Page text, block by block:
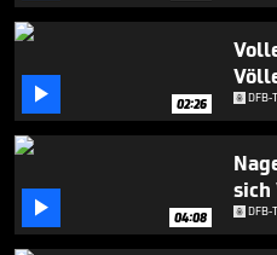
 02:26 DFB-
 04:08
sich
DFB-